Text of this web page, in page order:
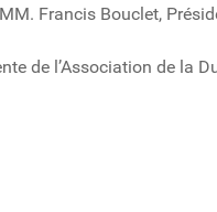
Francis Bouclet,
de l’Association de la